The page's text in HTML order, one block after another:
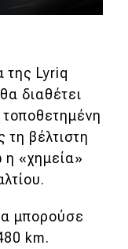
της Lyriq
διαθέτει
βέλτιστη
«χημεία»
μπορούσε
km.